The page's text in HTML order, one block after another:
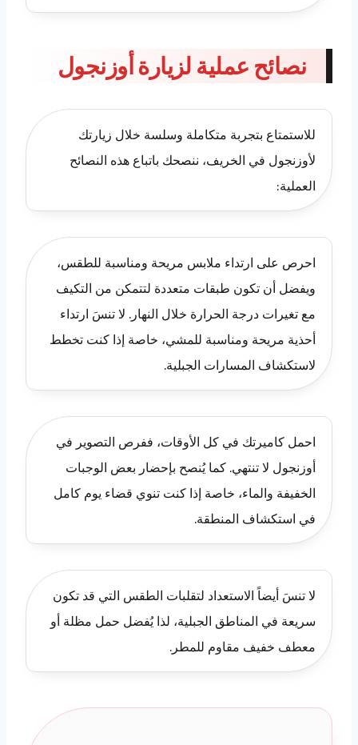
نصائح عملية لزيارة أوزنجول
للاستمتاع بتجربة متكاملة وسلسة خلال زيارتك
لأوزنجول في الخريف، ننصحك باتباع هذه النصائح
العملية:
احرص على ارتداء ملابس مريحة ومناسبة للطقس،
ويفضل أن تكون طبقات متعددة لتتمكن من التكيف
مع تغيرات درجة الحرارة خلال النهار. لا تنسَ ارتداء
أحذية مريحة ومناسبة للمشي، خاصة إذا كنت تخطط
لاستكشاف المسارات الجبلية.
احمل كاميرتك في كل الأوقات، ففرص التصوير في
أوزنجول لا تنتهي. كما يُنصح بإحضار بعض الوجبات
الخفيفة والماء، خاصة إذا كنت تنوي قضاء يوم كامل
في استكشاف المنطقة.
لا تنسَ أيضاً الاستعداد لتقلبات الطقس التي قد تكون
سريعة في المناطق الجبلية، لذا يُفضل حمل مظلة أو
معطف خفيف مقاوم للمطر.